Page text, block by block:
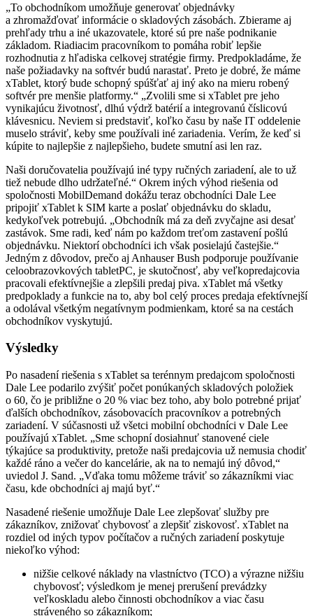
„To obchodníkom umožňuje generovať objednávky
a zhromažďovať informácie o skladových zásobách. Zbierame aj
prehľady trhu a iné ukazovatele, ktoré sú pre naše podnikanie
základom. Riadiacim pracovníkom to pomáha robiť lepšie
rozhodnutia z hľadiska celkovej stratégie firmy. Predpokladáme, že
naše požiadavky na softvér budú narastať. Preto je dobré, že máme
xTablet, ktorý bude schopný spúšťať aj iný ako na mieru robený
softvér pre menšie platformy.“ „Zvolili sme si xTablet pre jeho
vynikajúcu životnosť, dlhú výdrž batérií a integrovanú číslicovú
klávesnicu. Neviem si predstaviť, koľko času by naše IT oddelenie
muselo stráviť, keby sme používali iné zariadenia. Verím, že keď si
kúpite to najlepšie z najlepšieho, budete smutní asi len raz.
Naši doručovatelia používajú iné typy ručných zariadení, ale to už
tiež nebude dlho udržateľné.“ Okrem iných výhod riešenia od
spoločnosti MobilDemand dokážu teraz obchodníci Dale Lee
pripojiť xTablet k SIM karte a poslať objednávku do skladu,
kedykoľvek potrebujú. „Obchodník má za deň zvyčajne asi desať
zastávok. Sme radi, keď nám po každom treťom zastavení pošlú
objednávku. Niektorí ­obchodníci ich však posielajú častejšie.“
Jedným z dôvodov, prečo aj Anhauser Bush podporuje používanie
celoobrazovkových tabletPC, je skutočnosť, aby veľkopredajcovia
pracovali efektívnejšie a zlepšili predaj piva. xTablet má všetky
predpoklady a funkcie na to, aby bol celý proces predaja efektívnejší
a odolával všetkým negatívnym podmienkam, ktoré sa na cestách
obchodníkov vyskytujú.
Výsledky
Po nasadení riešenia s xTablet sa terénnym predajcom spoločnosti
Dale Lee podarilo zvýšiť počet ponúkaných skladových položiek
o 60, čo je približne o 20 % viac bez toho, aby bolo potrebné prijať
ďalších obchodníkov, zásobovacích pracovníkov a potrebných
zariadení. V súčasnosti už všetci mobilní obchodníci v Dale Lee
používajú xTablet. „Sme schopní dosiahnuť stanovené ciele
týkajúce sa produktivity, pretože naši predajcovia už nemusia chodiť
každé ráno a večer do kancelárie, ak na to nemajú iný dôvod,“
uviedol J. Sand. „Vďaka tomu môžeme tráviť so zákazníkmi viac
času, kde obchodníci aj majú byť.“
Nasadené riešenie umožňuje Dale Lee zlepšovať služby pre
zákazníkov, znižovať chybovosť a zlepšiť ziskovosť. xTablet na
rozdiel od iných typov počítačov a ručných zariadení poskytuje
niekoľko výhod:
nižšie celkové náklady na vlastníctvo (TCO) a výrazne nižšiu
chybovosť; výsledkom je menej prerušení prevádzky
veľkoskladu alebo činnosti obchodníkov a viac času
stráveného so zákazníkom;